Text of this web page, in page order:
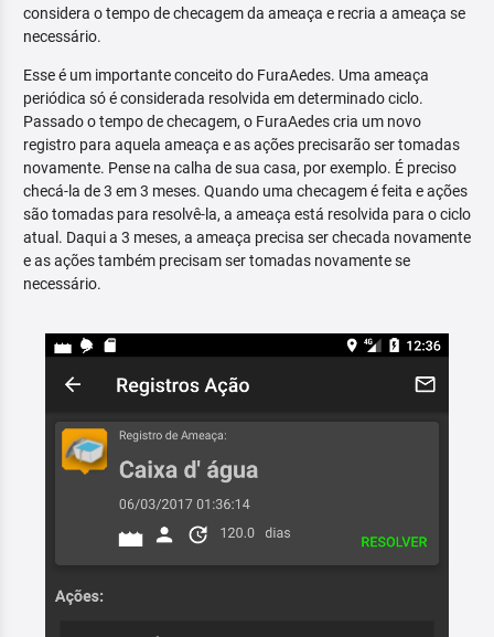
considera o tempo de checagem da ameaça e recria a ameaça se
necessário.
Esse é um importante conceito do FuraAedes. Uma ameaça
periódica só é considerada resolvida em determinado ciclo.
Passado o tempo de checagem, o FuraAedes cria um novo
registro para aquela ameaça e as ações precisarão ser tomadas
novamente. Pense na calha de sua casa, por exemplo. É preciso
checá-la de 3 em 3 meses. Quando uma checagem é feita e ações
são tomadas para resolvê-la, a ameaça está resolvida para o ciclo
atual. Daqui a 3 meses, a ameaça precisa ser checada novamente
e as ações também precisam ser tomadas novamente se
necessário.